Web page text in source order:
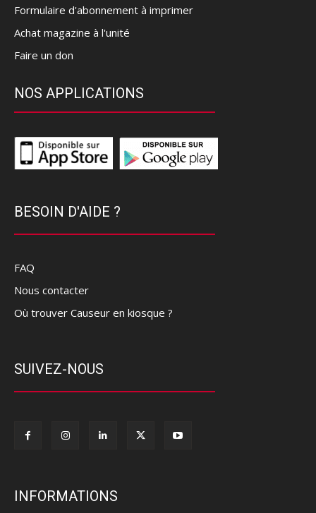
Formulaire d'abonnement à imprimer
Achat magazine à l'unité
Faire un don
NOS APPLICATIONS
BESOIN D'AIDE ?
FAQ
Nous contacter
Où trouver Causeur en kiosque ?
SUIVEZ-NOUS
INFORMATIONS